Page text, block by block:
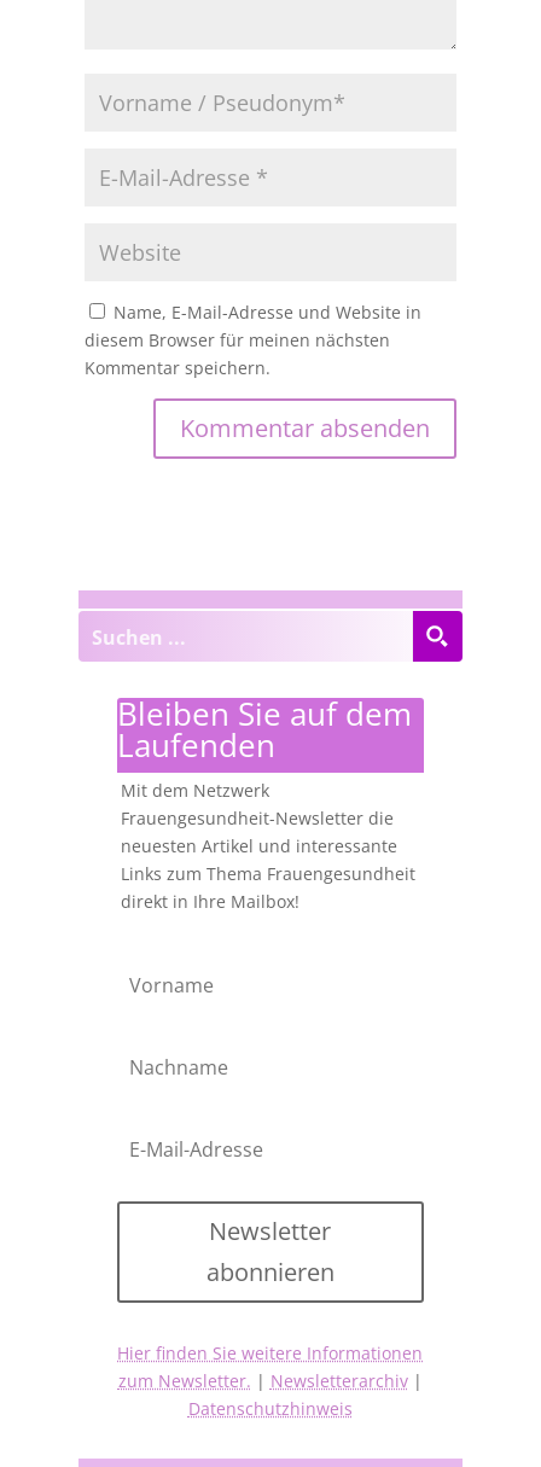
Name, E-Mail-Adresse und Website in
diesem Browser für meinen nächsten
Kommentar speichern.
Bleiben Sie auf dem
Laufenden
Mit dem Netzwerk
Frauengesundheit-Newsletter die
neuesten Artikel und interessante
Links zum Thema Frauengesundheit
direkt in Ihre Mailbox!
Newsletter
abonnieren
Hier finden Sie weitere Informationen
zum Newsletter. | Newsletterarchiv|
Datenschutzhinweis